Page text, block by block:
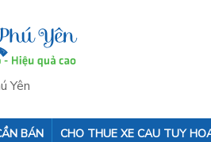
Yên
BÁN CHO THUE XE CAU TUY